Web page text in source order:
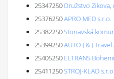
25347250 Družstvo
25376250APRO MED s.r.o.
25382250Stonavská
25399250AUTO J & J
25405250 ELTRANS
25411250STROJ-KLAD s.r.o.